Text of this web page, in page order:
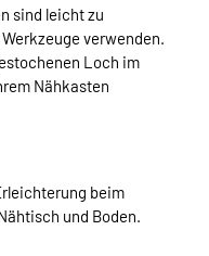
sind leicht zu
verwenden.
Loch im
Nähkasten
beim
und Boden.